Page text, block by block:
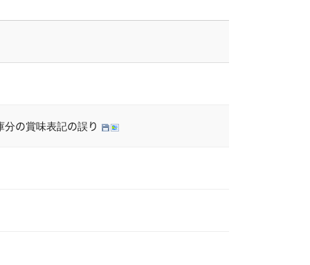
の賞味表記の誤り